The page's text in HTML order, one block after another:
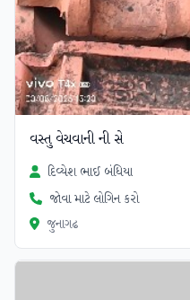
વસ્તુ વેચવાની ની સે
દિવ્યેશ ભાઈ બંધિયા
જોવા માટે લોગિન કરો
જુનાગઢ